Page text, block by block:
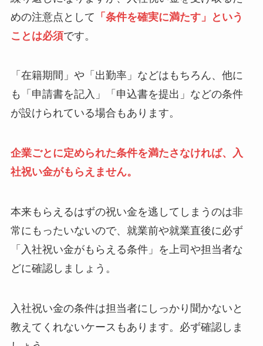
めの注意点として 「条件を確実に満たす」という
ことは必須です。
「在籍期間」や「出勤率」などはもちろん、他に
も「申請書を記入」「申込書を提出」などの条件
が設けられている場合もあります。
企業ごとに定められた条件を満たさなければ、入
社祝い金がもらえません。
本来もらえるはずの祝い金を逃してしまうのは非
常にもったいないので、就業前や就業直後に必ず
「入社祝い金がもらえる条件」を上司や担当者な
どに確認しましょう。
入社祝い金の条件は担当者にしっかり聞かないと
教えてくれないケースもあります。必ず確認しま